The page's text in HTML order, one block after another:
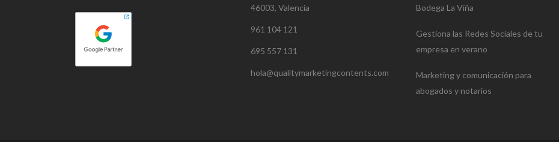
46003, Valencia
961 104 121
695 557 131
hola@qualitymarketingcontents.com
Bodega La Viña
Gestiona las Redes Sociales de tu
empresa en verano
Marketing y comunicación para
abogados y notarios